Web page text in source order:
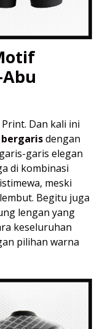
Dan kali ini
dengan
garis elegan
di kombinasi
meski
Begitu juga
lengan yang
keseluruhan
pilihan warna